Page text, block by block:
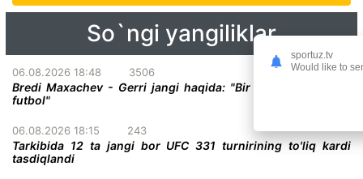
So`ngi yangiliklar
06.08.2026 18:48 3506
Bredi Maxachev - Gerri jangi haqida: "Bir darvoza oldidagi
futbol"
06.08.2026 18:15 243
Tarkibida 12 ta jangi bor UFC 331 turnirining to'liq kardi
tasdiqlandi
sportuz.tv
Would like to